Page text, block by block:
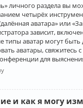
личного раздела вы
четырёх
аватара» или
зависит,
типы аватар могут
аватары, свяжитесь с
для
и как я могу